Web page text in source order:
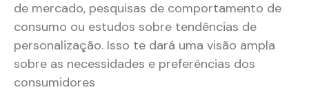
de mercado, pesquisas de comportamento de
consumo ou estudos sobre tendências de
personalização. Isso te dará uma visão ampla
sobre as necessidades e preferências dos
consumidores​